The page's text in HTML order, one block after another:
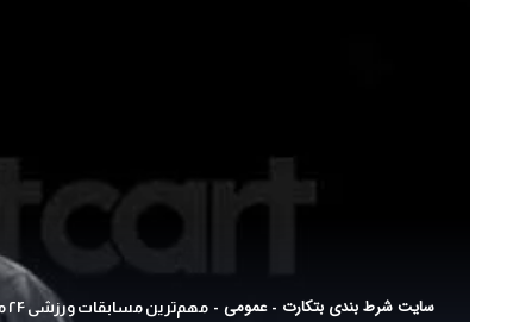
سایت شرط بندی بتکارت - عمومی - مهم‌ترین مسابقات ورزشی ۲۴ مرداد در سایت بتکارت